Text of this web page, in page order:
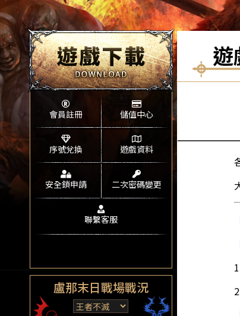
會員註冊 儲值中心
序號兌換 遊戲資料
安全鎖申請 二次密碼變更
聯繫客服
盧那末日戰場戰況
遊